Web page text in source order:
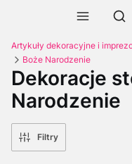
Artykuły dekoracyjne i
Boże Narodzenie
Dekoracje
Narodzenie
Filtry